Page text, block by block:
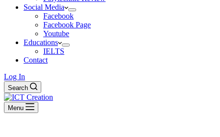
Social Media
Facebook
Facebook Page
Youtube
Educations
IELTS
Contact
Log In
Search
Menu